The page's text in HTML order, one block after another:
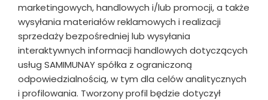
marketingowych, handlowych i/lub promocji, a także
wysyłania materiałów reklamowych i realizacji
sprzedaży bezpośredniej lub wysyłania
interaktywnych informacji handlowych dotyczących
usług SAMIMUNAY spółka z ograniczoną
odpowiedzialnością, w tym dla celów analitycznych
i profilowania. Tworzony profil będzie dotyczył